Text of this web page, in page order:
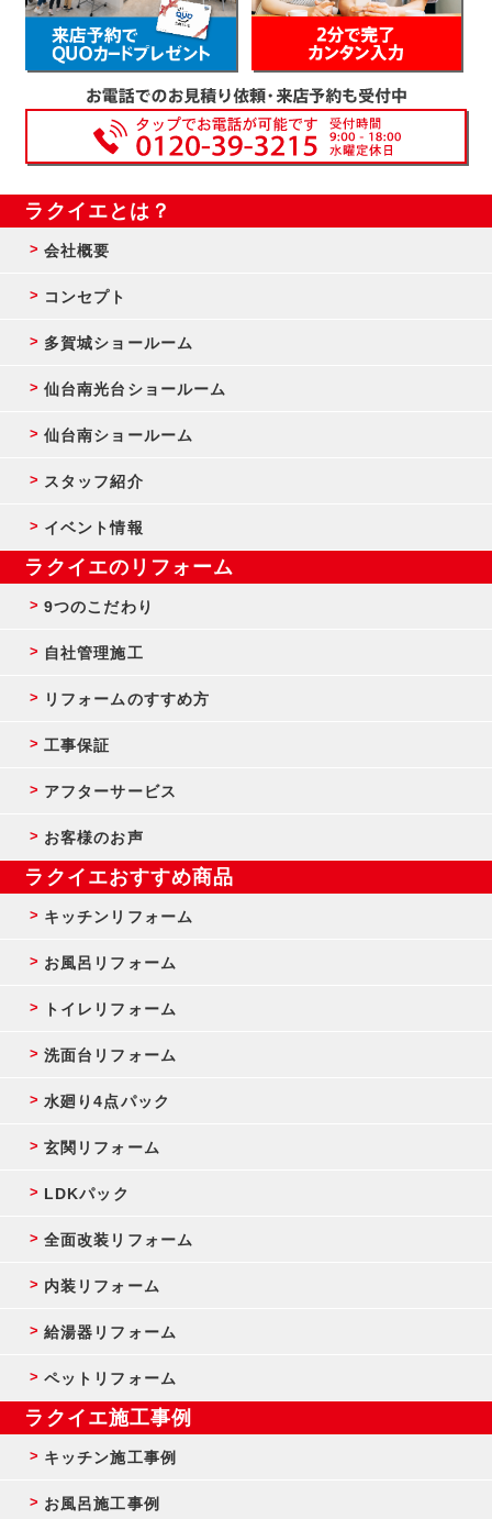
ラクイエとは？
会社概要
コンセプト
多賀城ショールーム
仙台南光台ショールーム
仙台南ショールーム
スタッフ紹介
イベント情報
ラクイエのリフォーム
9つのこだわり
自社管理施工
リフォームのすすめ方
工事保証
アフターサービス
お客様のお声
ラクイエおすすめ商品
キッチンリフォーム
お風呂リフォーム
トイレリフォーム
洗面台リフォーム
水廻り4点パック
玄関リフォーム
LDKパック
全面改装リフォーム
内装リフォーム
給湯器リフォーム
ペットリフォーム
ラクイエ施工事例
キッチン施工事例
お風呂施工事例